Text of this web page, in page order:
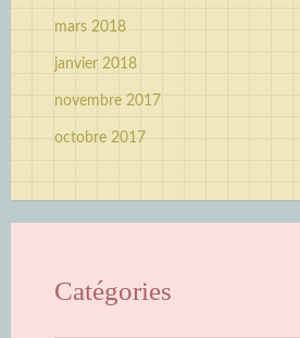
mars 2018
janvier 2018
novembre 2017
octobre 2017
Catégories